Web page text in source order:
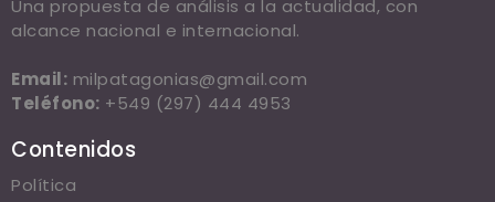
Una propuesta de análisis a la actualidad, con
alcance nacional e internacional.
Email: milpatagonias@gmail.com
Teléfono: +549 (297) 444 4953
Contenidos
Política